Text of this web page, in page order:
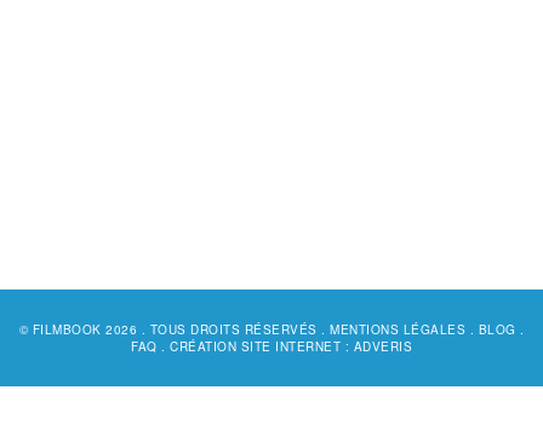
© FILMBOOK 2026 . TOUS DROITS RÉSERVÉS . MENTIONS LÉGALES . BLOG .
FAQ . CRÉATION SITE INTERNET : ADVERIS